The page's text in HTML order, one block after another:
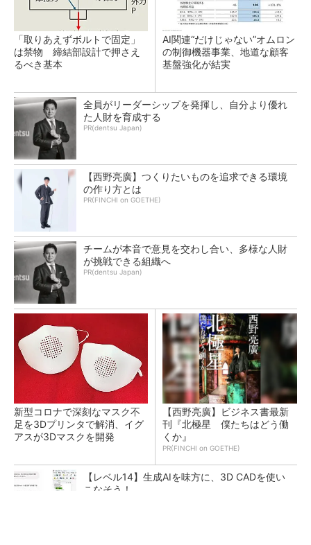
「取りあえずボルトで固定」
は禁物 締結部設計で押さえ
るべき基本
AI関連“だけじゃない”オムロン
の制御機器事業、地道な顧客
基盤強化が結実
全員がリーダーシップを発揮し、自分より優れ
た人財を育成する
PR(dentsu Japan)
【西野亮廣】つくりたいものを追求できる環境
の作り方とは
PR(FINCHI on GOETHE)
チームが本音で意見を交わし合い、多様な人財
が挑戦できる組織へ
PR(dentsu Japan)
新型コロナで深刻なマスク不
足を3Dプリンタで解消、イグ
アスが3Dマスクを開発
【西野亮廣】ビジネス書最新
刊『北極星 僕たちはどう働
くか』
PR(FINCHI on GOETHE)
【レベル14】生成AIを味方に、3D CADを使い
こなそう！